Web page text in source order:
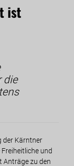
ist
die
der Kärntner
und
Anträge zu den